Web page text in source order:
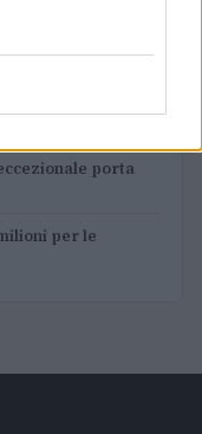
in container
porta
per le